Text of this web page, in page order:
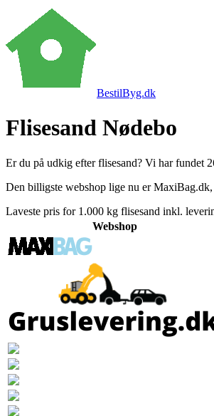
BestilByg.dk
Flisesand Nødebo
Er du på udkig efter flisesand? Vi har fundet
Den billigste webshop lige nu er
Laveste pris for 1.000 kg flisesand inkl.
Webshop